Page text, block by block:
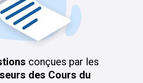
conçues par les
des Cours du